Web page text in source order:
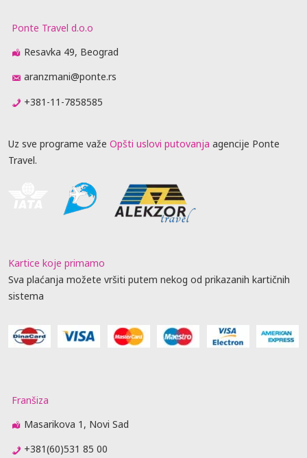
Ponte Travel d.o.o
Resavka 49, Beograd
aranzmani@ponte.rs
+381-11-7858585
Uz sve programe važe Opšti uslovi putovanja agencije Ponte
Travel.
Kartice koje primamo
Sva plaćanja možete vršiti putem nekog od prikazanih kartičnih
sistema
Franšiza
Masarikova 1, Novi Sad
+381(60)531 85 00